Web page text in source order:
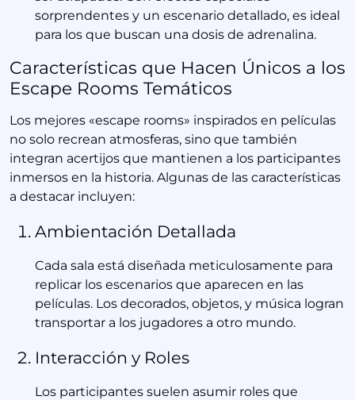
sorprendentes y un escenario detallado, es ideal
para los que buscan una dosis de adrenalina.
Características que Hacen Únicos a los
Escape Rooms Temáticos
Los mejores «escape rooms» inspirados en películas
no solo recrean atmosferas, sino que también
integran acertijos que mantienen a los participantes
inmersos en la historia. Algunas de las características
a destacar incluyen:
Ambientación Detallada
Cada sala está diseñada meticulosamente para
replicar los escenarios que aparecen en las
películas. Los decorados, objetos, y música logran
transportar a los jugadores a otro mundo.
Interacción y Roles
Los participantes suelen asumir roles que